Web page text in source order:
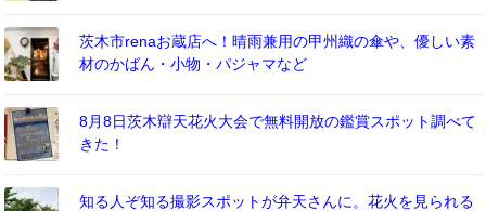
茨木市renaお蔵店へ！晴雨兼用の甲州織の傘や、優しい素
材のかばん・小物・パジャマなど
8月8日茨木辯天花火大会で無料開放の鑑賞スポット調べて
きた！
知る人ぞ知る撮影スポットが弁天さんに。花火を見られる